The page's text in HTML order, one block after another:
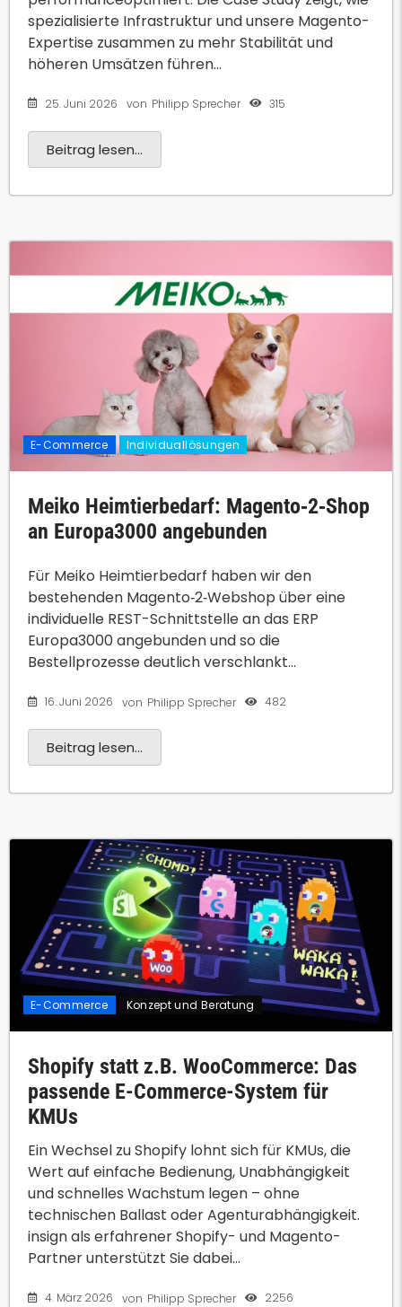
25. Juni 2026 von Philipp Sprecher 315
spezialisierte Infrastruktur und unsere Magento-
Expertise zusammen zu mehr Stabilität und
höheren Umsätzen führen...
Beitrag lesen...
E-Commerce Individuallösungen
Meiko Heimtierbedarf: Magento‑2‑Shop
an Europa3000 angebunden
16. Juni 2026 von Philipp Sprecher 482
Für Meiko Heimtierbedarf haben wir den
bestehenden Magento‑2‑Webshop über eine
individuelle REST-Schnittstelle an das ERP
Europa3000 angebunden und so die
Bestellprozesse deutlich verschlankt...
Beitrag lesen...
E-Commerce Konzept und Beratung
Shopify statt z.B. WooCommerce: Das
passende E-Commerce-System für
KMUs
4. März 2026 von Philipp Sprecher 2256
Ein Wechsel zu Shopify lohnt sich für KMUs, die
Wert auf einfache Bedienung, Unabhängigkeit
und schnelles Wachstum legen – ohne
technischen Ballast oder Agenturabhängigkeit.
insign als erfahrener Shopify- und Magento-
Partner unterstützt Sie dabei...